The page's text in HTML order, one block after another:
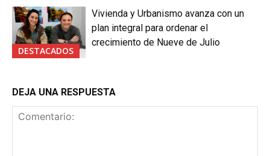
DESTACADOS
Vivienda y Urbanismo avanza con un
plan integral para ordenar el
crecimiento de Nueve de Julio
DEJA UNA RESPUESTA